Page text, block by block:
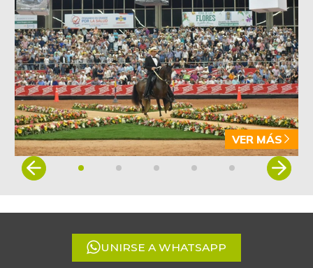
VER MÁS
Item
5
UNIRSE A WHATSAPP